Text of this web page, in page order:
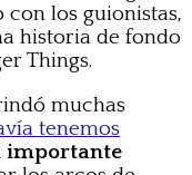
con los guionistas,
historia de fondo
Things.
muchas
tenemos
importante